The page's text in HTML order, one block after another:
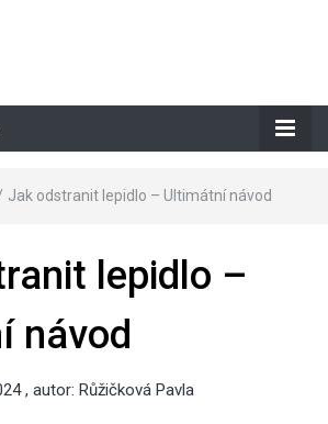
Jak odstranit lepidlo – Ultimátní návod
lepidlo –
návod
, autor: Růžičková Pavla